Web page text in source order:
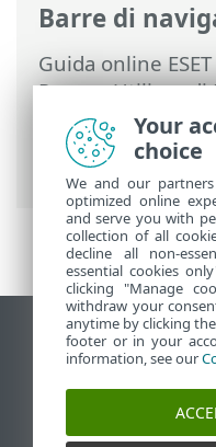
Barre di
Guida online ESET
Prem>Utilizzo di
Prem>
ESET
principale >Altro
Utenti
Visualizza sito
End of Life
ESET Knowledge
Your
choice
We and our
optimized online
and serve you with
collection of all
decline all non-
essential cookies
clicking "Manage
withdraw your
anytime by clicking
footer or in your
information, see our